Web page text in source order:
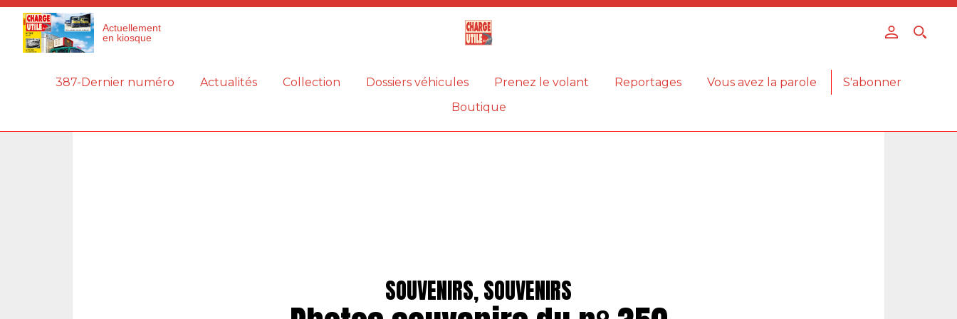
Actuellement
en kiosque
387-Dernier numéro Actualités Collection Dossiers véhicules Prenez le volant Reportages Vous avez la parole
S'abonner
Boutique
SOUVENIRS, SOUVENIRS
Panneau de gestion des cookies